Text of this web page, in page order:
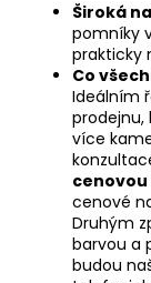
Široká
pomníky
prakticky
Co
Ideálním
prodejnu,
více
cenové
Druhým
barvou a
budou